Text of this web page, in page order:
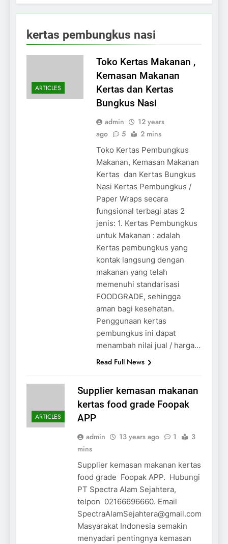
kertas pembungkus nasi
ARTICLES
Toko Kertas Makanan ,
Kemasan Makanan
Kertas dan Kertas
Bungkus Nasi
admin
12 years
ago
5 2 mins
Toko Kertas Pembungkus
Makanan, Kemasan Makanan
Kertas dan Kertas Bungkus
Nasi Kertas Pembungkus /
Paper Wraps secara
fungsional terbagi atas 2
jenis: 1. Kertas Pembungkus
untuk Makanan : adalah
Kertas pembungkus yang
kontak langsung dengan
makanan yang telah
memenuhi standarisasi
FOODGRADE, sehingga
aman bagi kesehatan.
Penggunaan kertas
pembungkus ini dapat
menambah nilai jual / harga…
Read Full News
ARTICLES
Supplier kemasan makanan
kertas food grade Foopak
APP
admin 13 years ago 1
3
mins
Supplier kemasan makanan kertas
food grade Foopak APP. Hubungi
PT Spectra Alam Sejahtera,
telpon 02166696660. Email
SpectraAlamSejahtera@gmail.com
Masyarakat Indonesia semakin
menyadari pentingnya kemasan